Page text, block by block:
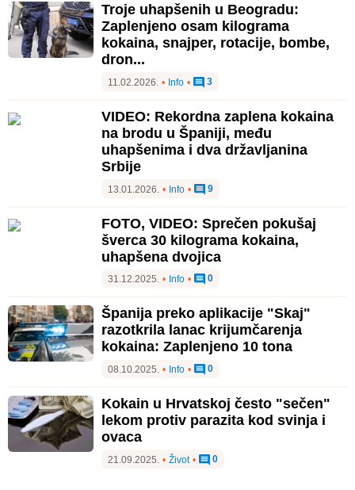
Troje uhapšenih u Beogradu:
Zaplenjeno osam kilograma
kokaina, snajper, rotacije, bombe,
dron...
11.02.2026. • Info • 3
VIDEO: Rekordna zaplena kokaina
na brodu u Španiji, među
uhapšenima i dva državljanina
Srbije
13.01.2026. • Info • 9
FOTO, VIDEO: Sprečen pokušaj
šverca 30 kilograma kokaina,
uhapšena dvojica
31.12.2025. • Info • 0
Španija preko aplikacije "Skaj"
razotkrila lanac krijumčarenja
kokaina: Zaplenjeno 10 tona
08.10.2025. • Info • 0
Kokain u Hrvatskoj često "sečen"
lekom protiv parazita kod svinja i
ovaca
21.09.2025. • Život • 0